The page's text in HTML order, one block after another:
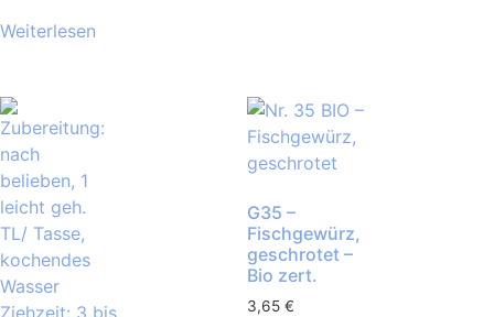
Weiterlesen
G35 –
Fischgewürz,
geschrotet –
Bio zert.
3,65 €